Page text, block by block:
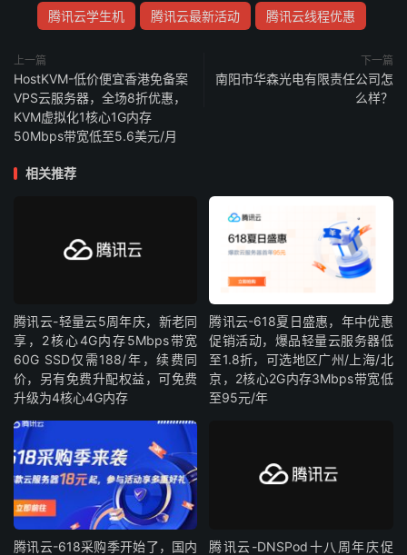
腾讯云学生机 腾讯云最新活动 腾讯云线程优惠
上一篇
HostKVM-低价便宜香港免备案
VPS云服务器，全场8折优惠，
KVM虚拟化1核心1G内存
50Mbps带宽低至5.6美元/月
下一篇
南阳市华森光电有限责任公司怎
么样？
相关推荐
腾讯云-轻量云5周年庆，新老同
享，2核心4G内存5Mbps带宽
60G SSD仅需188/年，续费同
价，另有免费升配权益，可免费
升级为4核心4G内存
腾讯云-618夏日盛惠，年中优惠
促销活动，爆品轻量云服务器低
至1.8折，可选地区广州/上海/北
京，2核心2G内存3Mbps带宽低
至95元/年
腾讯云-618采购季开始了，国内
腾讯云-DNSPod十八周年庆促